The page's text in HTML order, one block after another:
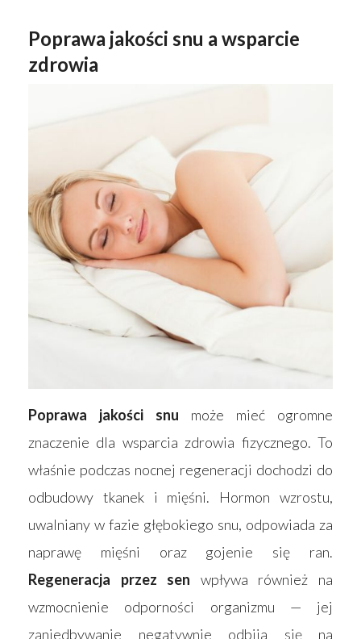
Poprawa jakości snu a wsparcie
zdrowia
Poprawa jakości snu może mieć ogromne
znaczenie dla wsparcia zdrowia fizycznego. To
właśnie podczas nocnej regeneracji dochodzi do
odbudowy tkanek i mięśni. Hormon wzrostu,
uwalniany w fazie głębokiego snu, odpowiada za
naprawę mięśni oraz gojenie się ran.
Regeneracja przez sen wpływa również na
wzmocnienie odporności organizmu — jej
zaniedbywanie negatywnie odbija się na